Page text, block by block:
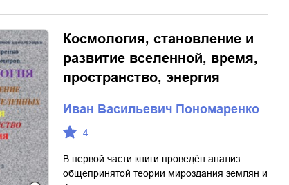
Космология, становление и
развитие вселенной, время,
пространство, энергия
Иван Васильевич Пономаренко
4
В первой части книги проведён анализ
общепринятой теории мироздания землян и